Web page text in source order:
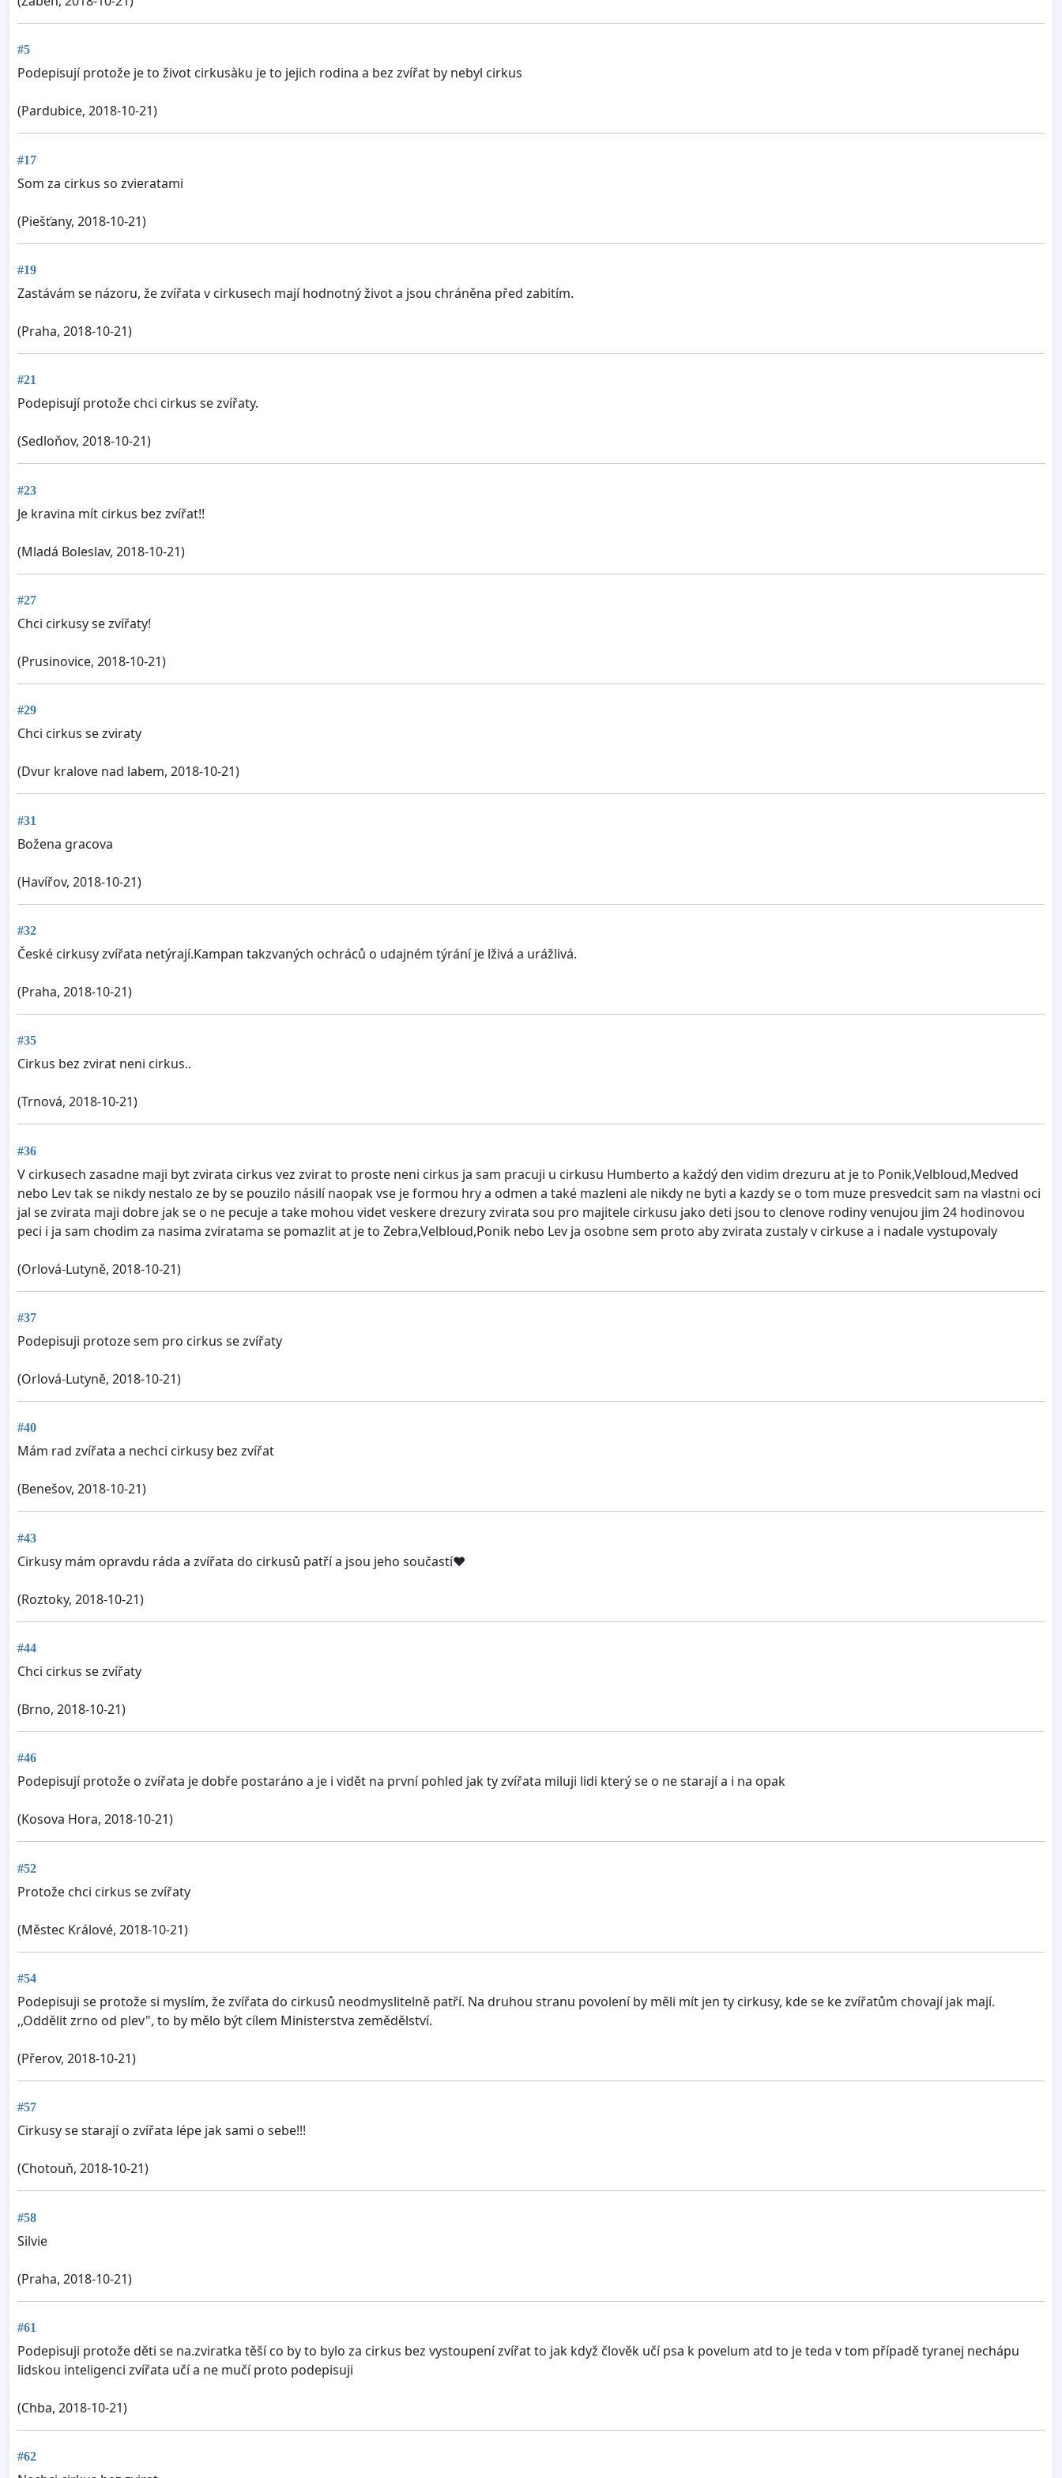
#5
Podepisují protože je to život cirkusàku je to jejich rodina a bez zvířat by nebyl cirkus
(Pardubice, 2018-10-21)
#17
Som za cirkus so zvieratami
(Piešťany, 2018-10-21)
#19
Zastávám se názoru, že zvířata v cirkusech mají hodnotný život a jsou chráněna před zabitím.
(Praha, 2018-10-21)
#21
Podepisují protože chci cirkus se zvířaty.
(Sedloňov, 2018-10-21)
#23
Je kravina mít cirkus bez zvířat!!
(Mladá Boleslav, 2018-10-21)
#27
Chci cirkusy se zvířaty!
(Prusinovice, 2018-10-21)
#29
Chci cirkus se zviraty
(Dvur kralove nad labem, 2018-10-21)
#31
Božena gracova
(Havířov, 2018-10-21)
#32
České cirkusy zvířata netýrají.Kampan takzvaných ochráců o udajném týrání je lživá a urážlivá.
(Praha, 2018-10-21)
#35
Cirkus bez zvirat neni cirkus..
(Trnová, 2018-10-21)
#36
V cirkusech zasadne maji byt zvirata cirkus vez zvirat to proste neni cirkus ja sam pracuji u cirkusu Humberto a každý den vidim drezuru at je to Ponik,Velbloud,Medved
nebo Lev tak se nikdy nestalo ze by se pouzilo násilí naopak vse je formou hry a odmen a také mazleni ale nikdy ne byti a kazdy se o tom muze presvedcit sam na vlastni oci
jal se zvirata maji dobre jak se o ne pecuje a take mohou videt veskere drezury zvirata sou pro majitele cirkusu jako deti jsou to clenove rodiny venujou jim 24 hodinovou
peci i ja sam chodim za nasima zviratama se pomazlit at je to Zebra,Velbloud,Ponik nebo Lev ja osobne sem proto aby zvirata zustaly v cirkuse a i nadale vystupovaly
(Orlová-Lutyně, 2018-10-21)
#37
Podepisuji protoze sem pro cirkus se zvířaty
(Orlová-Lutyně, 2018-10-21)
#40
Mám rad zvířata a nechci cirkusy bez zvířat
(Benešov, 2018-10-21)
#43
Cirkusy mám opravdu ráda a zvířata do cirkusů patří a jsou jeho součastí❤
(Roztoky, 2018-10-21)
#44
Chci cirkus se zvířaty
(Brno, 2018-10-21)
#46
Podepisují protože o zvířata je dobře postaráno a je i vidět na první pohled jak ty zvířata miluji lidi který se o ne starají a i na opak
(Kosova Hora, 2018-10-21)
#52
Protože chci cirkus se zvířaty
(Městec Králové, 2018-10-21)
#54
Podepisuji se protože si myslím, že zvířata do cirkusů neodmyslitelně patří. Na druhou stranu povolení by měli mít jen ty cirkusy, kde se ke zvířatům chovají jak mají.
,,Oddělit zrno od plev", to by mělo být cílem Ministerstva zemědělství.
(Přerov, 2018-10-21)
#57
Cirkusy se starají o zvířata lépe jak sami o sebe!!!
(Chotouň, 2018-10-21)
#58
Silvie
(Praha, 2018-10-21)
#61
Podepisuji protože děti se na.zviratka těší co by to bylo za cirkus bez vystoupení zvířat to jak když člověk učí psa k povelum atd to je teda v tom případě tyranej nechápu
lidskou inteligenci zvířata učí a ne mučí proto podepisuji
(Chba, 2018-10-21)
#62